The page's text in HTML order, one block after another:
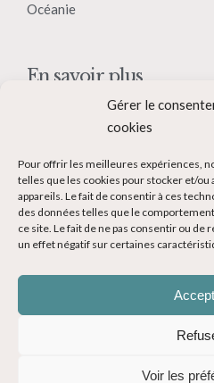
Gérer le
cookies
Pour offrir les meilleures expériences,
telles que les cookies pour stocker et/
appareils. Le fait de consentir à ces
des données telles que le
ce site. Le fait de ne pas consentir ou
un effet négatif sur certaines
Voir les
Océanie
En savoir plus
Contact
Devenir Blogueur voyage
Ma Bucket List
© Copyright 2014-2024 - Evasions